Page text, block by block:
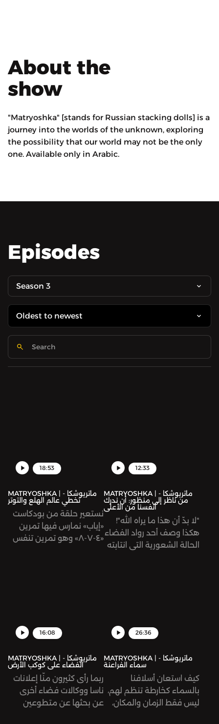
About the
show
"Matryoshka" [stands for Russian stacking dolls] is a
journey into the worlds of the unknown, exploring
the possibility that our world may not be the only
one. Available only in Arabic.
Episodes
Season 3
18:53
MATRYOSHKA | ماتريوشكا -
تخطي عالم الهلع والتوتر
نستعير حلقة من بودكاست
«إياب» نمارس فيها تمرين
«٤-٧-٨» وهو تمرين تنفس
12:33
MATRYOSHKA | ماتريوشكا -
من ناظر إلى منظور: أن ندرك
أنفسنا من الأعلى
"لا بدّ أن هذا ما يراه الله"!
هكذا وصف أحد رواد الفضاء
الحالة الشعورية التي انتابته
الصعود إلى الفضاء لكي
أُطلق عليها مسمى الـ
Overview Effect؟
16:08
MATRYOSHKA | ماتريوشكا -
الفضاء على كوكب الأرض
ربما رأى كثيرون منّا إعلانات
ناسا ووكالات فضاء أخرى
عن بحثها عن متطوعين
26:36
MATRYOSHKA | ماتريوشكا -
سماء الفراعنة
كيف استعان أسلافنا
بالسماء كخارطة تنظم لهم،
ليس فقط الزمان والمكان،